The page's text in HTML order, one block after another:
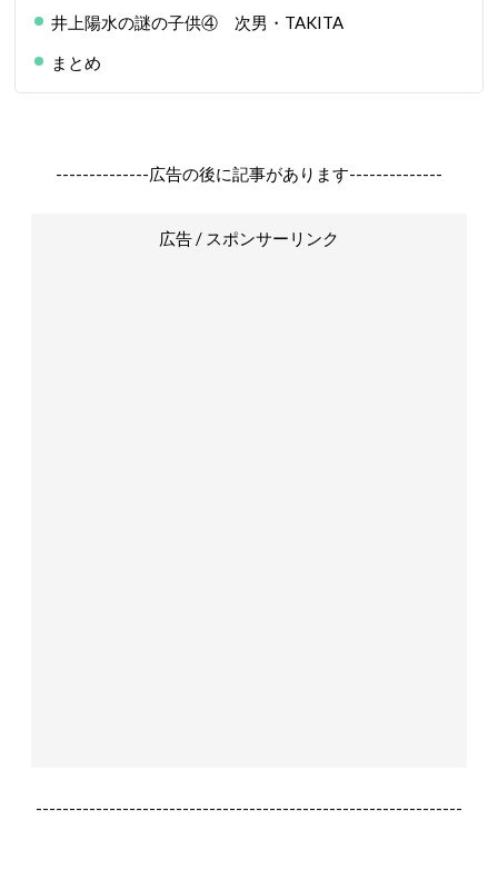
井上陽水の謎の子供④ 次男・TAKITA
まとめ
--------------広告の後に記事があります--------------
広告 / スポンサーリンク
----------------------------------------------------------------